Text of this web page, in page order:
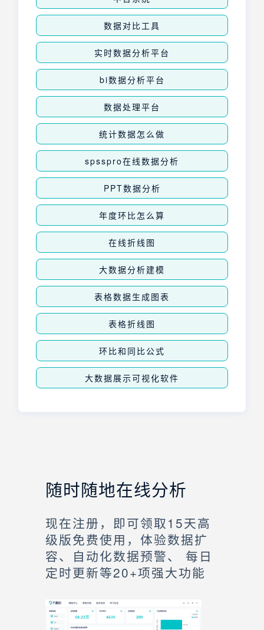
数据对比工具
实时数据分析平台
bi数据分析平台
数据处理平台
统计数据怎么做
spsspro在线数据分析
PPT数据分析
年度环比怎么算
在线折线图
大数据分析建模
表格数据生成图表
表格折线图
环比和同比公式
大数据展示可视化软件
随时随地在线分析
现在注册，即可领取15天高
级版免费使用，体验数据扩
容、自动化数据预警、 每日
定时更新等20+项强大功能